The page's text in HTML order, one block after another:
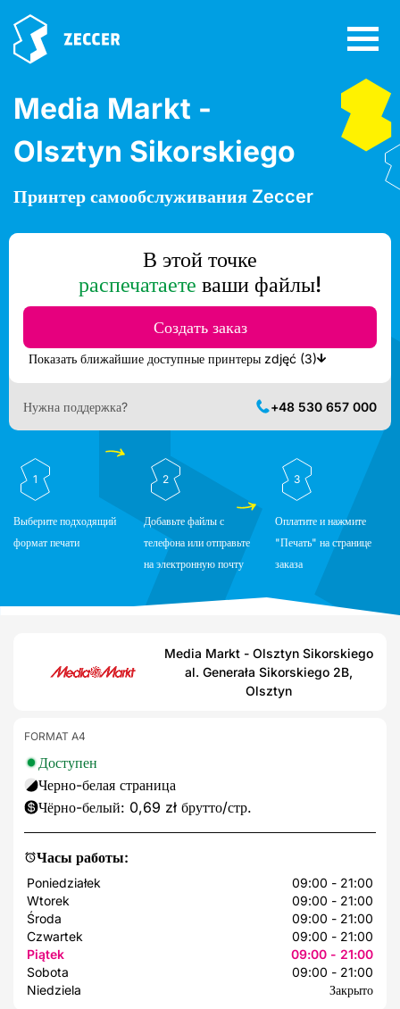
Media Markt -
Olsztyn Sikorskiego
Принтер самообслуживания Zeccer
В этой точке
распечатаете ваши файлы!
Создать заказ
Показать ближайшие доступные принтеры zdjęć (3)
Нужна поддержка? +48 530 657 000
1
Выберите подходящий
формат печати
2
Добавьте файлы с
телефона или отправьте
на электронную почту
3
Оплатите и нажмите
"Печать" на странице
заказа
Media Markt - Olsztyn Sikorskiego
al. Generała Sikorskiego 2B,
Olsztyn
Часы работы:
Poniedziałek
09:00 - 21:00
Wtorek
09:00 - 21:00
Środa
09:00 - 21:00
Czwartek
09:00 - 21:00
Piątek
09:00 - 21:00
Sobota
09:00 - 21:00
Niedziela
Закрыто
FORMAT A4
Доступен
Черно-белая страница
Чёрно-белый: 0,69 zł брутто/стр.